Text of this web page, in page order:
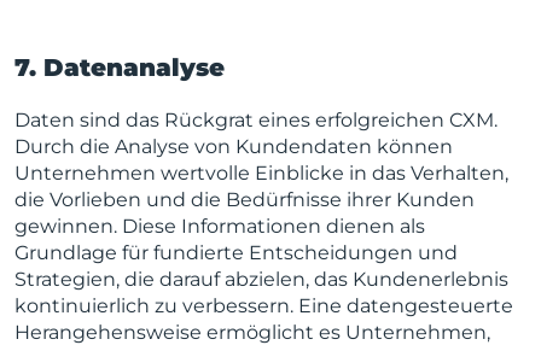
7. Datenanalyse
Daten sind das Rückgrat eines erfolgreichen CXM.
Durch die Analyse von Kundendaten können
Unternehmen wertvolle Einblicke in das Verhalten,
die Vorlieben und die Bedürfnisse ihrer Kunden
gewinnen. Diese Informationen dienen als
Grundlage für fundierte Entscheidungen und
Strategien, die darauf abzielen, das Kundenerlebnis
kontinuierlich zu verbessern. Eine datengesteuerte
Herangehensweise ermöglicht es Unternehmen,